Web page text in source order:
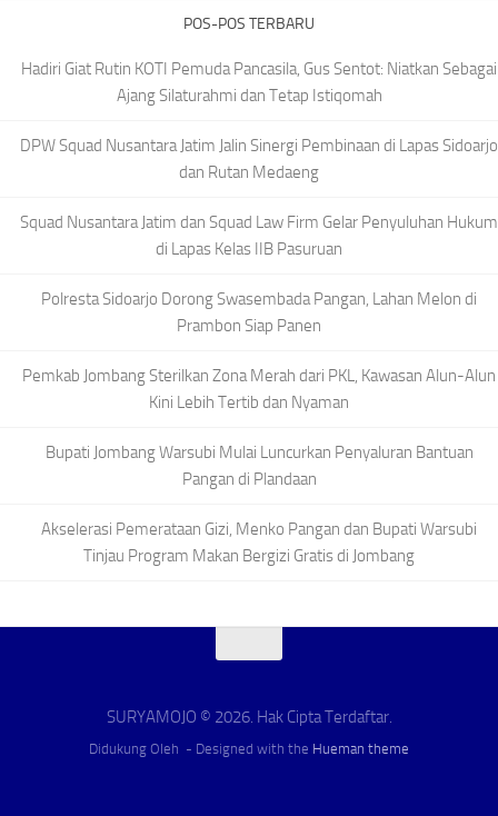
POS-POS TERBARU
Hadiri Giat Rutin KOTI Pemuda Pancasila, Gus Sentot: Niatkan Sebagai
Ajang Silaturahmi dan Tetap Istiqomah
DPW Squad Nusantara Jatim Jalin Sinergi Pembinaan di Lapas Sidoarjo
dan Rutan Medaeng
Squad Nusantara Jatim dan Squad Law Firm Gelar Penyuluhan Hukum
di Lapas Kelas IIB Pasuruan
Polresta Sidoarjo Dorong Swasembada Pangan, Lahan Melon di
Prambon Siap Panen
Pemkab Jombang Sterilkan Zona Merah dari PKL, Kawasan Alun-Alun
Kini Lebih Tertib dan Nyaman
Bupati Jombang Warsubi Mulai Luncurkan Penyaluran Bantuan
Pangan di Plandaan
Akselerasi Pemerataan Gizi, Menko Pangan dan Bupati Warsubi
Tinjau Program Makan Bergizi Gratis di Jombang
SURYAMOJO © 2026. Hak Cipta Terdaftar.
Didukung Oleh - Designed with the Hueman theme